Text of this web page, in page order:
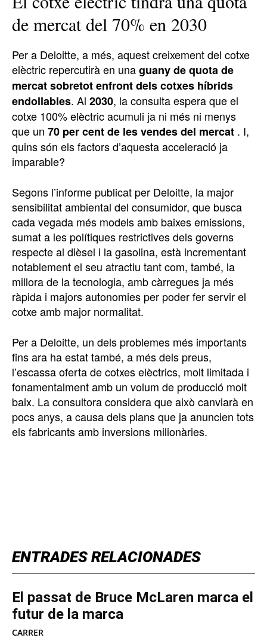
ENTRADES RELACIONADES
El passat de Bruce McLaren marca el
futur de la marca
CARRER
de mercat del 70% en 2030
Per a Deloitte, a més, aquest creixement del cotxe
elèctric repercutirà en unaguany de quota de
mercat sobretot enfront dels cotxes híbrids
endollables. Al 2030, la consulta espera que el
cotxe 100% elèctric acumuli ja ni més ni menys
que un 70 per cent de les vendes del mercat . I,
quins són els factors d’aquesta acceleració ja
imparable?
Segons l’informe publicat per Deloitte, la major
sensibilitat ambiental del consumidor, que busca
cada vegada més models amb baixes emissions,
sumat a les polítiques restrictives dels governs
respecte al dièsel i la gasolina, està incrementant
notablement el seu atractiu tant com, també, la
millora de la tecnologia, amb càrregues ja més
ràpida i majors autonomies per poder fer servir el
cotxe amb major normalitat.
Per a Deloitte, un dels problemes més importants
fins ara ha estat també, a més dels preus,
l’escassa oferta de cotxes elèctrics, molt limitada i
fonamentalment amb un volum de producció molt
baix. La consultora considera que això canviarà en
pocs anys, a causa dels plans que ja anuncien tots
els fabricants amb inversions milionàries.